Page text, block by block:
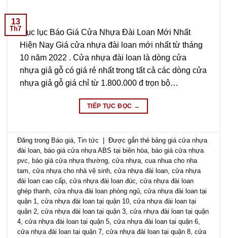
13
Th7Mục lục Báo Giá Cửa Nhựa Đài Loan Mới Nhất
Hiện Nay Giá cửa nhựa đài loan mới nhất từ tháng
10 năm 2022 . Cửa nhựa đài loan là dòng cửa
nhựa giả gỗ có giá rẻ nhất trong tất cả các dòng cửa
nhựa giả gỗ giá chỉ từ 1.800.000 đ trọn bộ…
TIẾP TỤC ĐỌC →
Đăng trong Báo giá,Tin tức Được gắn thẻ bảng giá cửa nhựa
đài loan, báo giá cửa nhựa ABS tại biên hòa, báo giá cửa nhựa
pvc, báo giá cửa nhựa thường,cửa nhựa,cua nhua cho nha
tam,cửa nhựa cho nhà vệ sinh,cửa nhựa đài loan,cửa nhựa
đài loan cao cấp,cửa nhựa đài loan đúc,cửa nhựa đài loan
ghép thanh,cửa nhựa đài loan phòng ngủ,cửa nhựa đài loan tại
quận 1,cửa nhựa đài loan tại quận 10,cửa nhựa đài loan tại
quận 2,cửa nhựa đài loan tại quận 3,cửa nhựa đài loan tại quận
4,cửa nhựa đài loan tại quận 5,cửa nhựa đài loan tại quận 6,
cửa nhựa đài loan tại quận 7,cửa nhựa đài loan tại quận 8,cửa